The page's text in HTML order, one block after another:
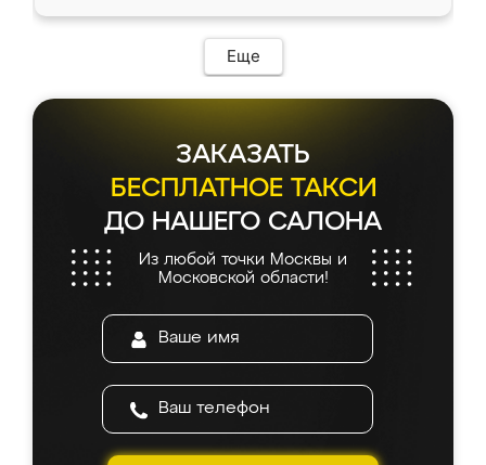
мебель сразу встала на свое место без
каких-либо доработок. Качеством осталась
довольна, все выглядит так, как и ожидала.
Еще
ЗАКАЗАТЬ
БЕСПЛАТНОЕ ТАКСИ
ДО НАШЕГО САЛОНА
Из любой точки Москвы и
Московской области!